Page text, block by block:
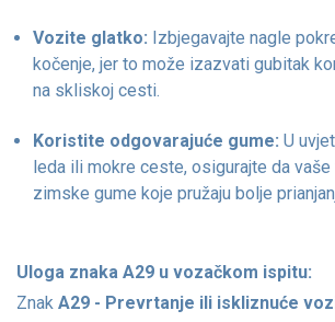
Vozite glatko: Izbjegavajte nagle
kočenje, jer to može izazvati gubitak
na skliskoj cesti.
Koristite odgovarajuće gume: U
leda ili mokre ceste, osigurajte da
zimske gume koje pružaju bolje
Uloga znaka A29 u vozačkom ispitu:
Znak A29 - Prevrtanje ili iskliznuće